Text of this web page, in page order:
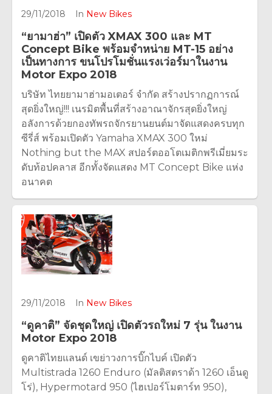
29/11/2018 In New Bikes
“ยามาฮ่า” เปิดตัว XMAX 300 และ MT
Concept Bike พร้อมจำหน่าย MT-15 อย่าง
เป็นทางการ ขนโปรโมชั่นแรงเว่อร์มาในงาน
Motor Expo 2018
บริษัท ไทยยามาฮ่ามอเตอร์ จำกัด สร้างปรากฏการณ์
สุดยิ่งใหญ่!!! เนรมิตพื้นที่สร้างอาณาจักรสุดยิ่งใหญ่
อลังการด้วยกองทัพรถจักรยานยนต์มาจัดแสดงครบทุก
ซีรี่ส์ พร้อมเปิดตัว Yamaha XMAX 300 ใหม่
Nothing but the MAX สปอร์ตออโตเมติกพรีเมี่ยมระ
ดับท้อปคลาส อีกทั้งจัดแสดง MT Concept Bike แห่ง
อนาคต
29/11/2018 In New Bikes
“ดูคาติ” จัดชุดใหญ่ เปิดตัวรถใหม่ 7 รุ่น ในงาน
Motor Expo 2018
ดูคาติไทยแลนด์ เขย่าวงการบิ๊กไบค์ เปิดตัว
Multistrada 1260 Enduro (มัลติสตราด้า 1260 เอ็นดู
โร่), Hypermotard 950 (ไฮเปอร์โมตาร์ท 950),